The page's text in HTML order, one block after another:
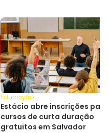
Educação
Estácio abre inscrições para
cursos de curta duração
gratuitos em Salvador